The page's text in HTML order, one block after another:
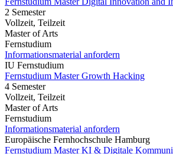
2 Semester
Vollzeit, Teilzeit
Master of Arts
Fernstudium
Informationsmaterial anfordern
IU Fernstudium
Fernstudium Master Growth Hacking
4 Semester
Vollzeit, Teilzeit
Master of Arts
Fernstudium
Informationsmaterial anfordern
Europäische Fernhochschule Hamburg
Fernstudium Master KI & Digitale